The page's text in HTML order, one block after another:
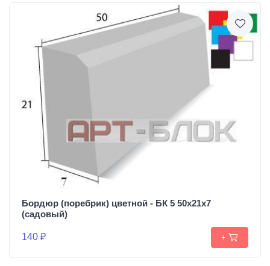
Бордюр (поребрик) цветной - БК 5 50х21х7
(садовый)
140 ₽ +